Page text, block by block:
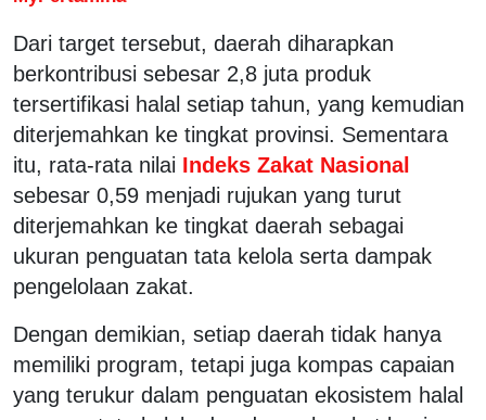
Dari target tersebut, daerah diharapkan
berkontribusi sebesar 2,8 juta produk
tersertifikasi halal setiap tahun, yang kemudian
diterjemahkan ke tingkat provinsi. Sementara
itu, rata-rata nilai Indeks Zakat Nasional
sebesar 0,59 menjadi rujukan yang turut
diterjemahkan ke tingkat daerah sebagai
ukuran penguatan tata kelola serta dampak
pengelolaan zakat.
Dengan demikian, setiap daerah tidak hanya
memiliki program, tetapi juga kompas capaian
yang terukur dalam penguatan ekosistem halal